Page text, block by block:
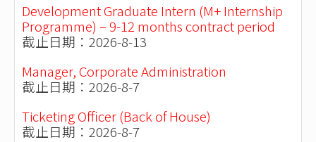
Development Graduate Intern (M+ Internship
Programme) – 9-12 months contract period
截止日期：2026-8-13
Manager, Corporate Administration
截止日期：2026-8-7
Ticketing Officer (Back of House)
截止日期：2026-8-7